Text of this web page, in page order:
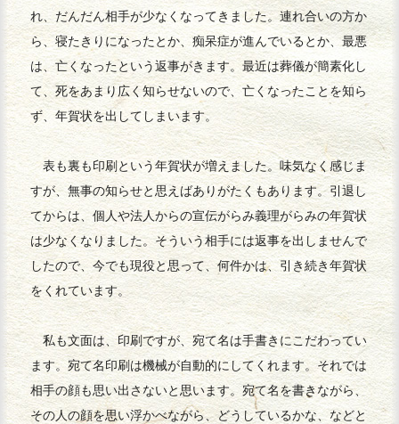
れ、だんだん相手が少なくなってきました。連れ合いの方か
ら、寝たきりになったとか、痴呆症が進んでいるとか、最悪
は、亡くなったという返事がきます。最近は葬儀が簡素化し
て、死をあまり広く知らせないので、亡くなったことを知ら
ず、年賀状を出してしまいます。
表も裏も印刷という年賀状が増えました。味気なく感じま
すが、無事の知らせと思えばありがたくもあります。引退し
てからは、個人や法人からの宣伝がらみ義理がらみの年賀状
は少なくなりました。そういう相手には返事を出しませんで
したので、今でも現役と思って、何件かは、引き続き年賀状
をくれています。
私も文面は、印刷ですが、宛て名は手書きにこだわってい
ます。宛て名印刷は機械が自動的にしてくれます。それでは
相手の顔も思い出さないと思います。宛て名を書きながら、
その人の顔を思い浮かべながら、どうしているかな、などと